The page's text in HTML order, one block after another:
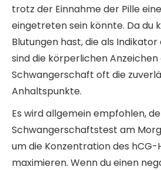
trotz der Einnahme der Pille
eingetreten sein könnte. Da du
Blutungen hast, die als
sind die körperlichen Anzeichen
Schwangerschaft oft die
Anhaltspunkte.
Es wird allgemein empfohlen,
Schwangerschaftstest am
um die Konzentration des hCG-
maximieren. Wenn du einen